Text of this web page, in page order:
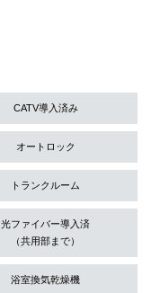
CATV導入済み
オートロック
トランクルーム
光ファイバー導入済
（共用部まで）
浴室換気乾燥機